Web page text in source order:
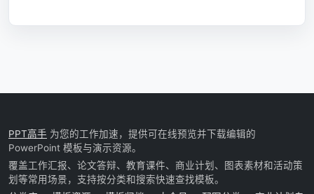
PPT高手 为您的工作加速，提供可在线预览并下载编辑的
PowerPoint 模板与演示资源。
覆盖工作汇报、论文答辩、教育课件、商业计划、图表素材和活动策
划等常用场景，支持按分类和搜索快速查找模板。